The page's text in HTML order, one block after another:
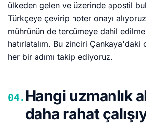
ülkeden gelen ve üzerinde apostil
Türkçeye çevirip noter onayı
mührünün de tercümeye dahil
hatırlatalım. Bu zinciri Çankaya'daki
her bir adımı takip ediyoruz.
04. Hangi uzmanlık
daha rahat